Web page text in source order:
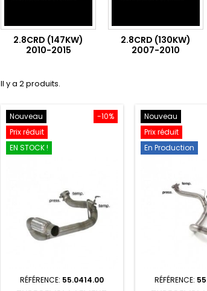
2.8CRD (147KW)
2010-2015
2.8CRD (130KW)
2007-2010
Il y a 2 produits.
-10%
Nouveau
Prix réduit
EN STOCK !
RÉFÉRENCE: 55.0414.00
Nouveau
Prix réduit
En Production
RÉFÉRENCE: